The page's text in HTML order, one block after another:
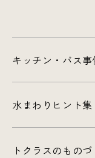
キッチン・バス事
水まわりヒント集
トクラスのものづ